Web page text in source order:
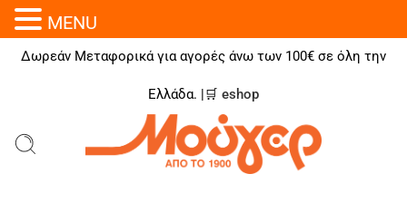
Δωρεάν Μεταφορικά για αγορές άνω των 100€ σε όλη την
Ελλάδα. |🛒 eshop
MENU